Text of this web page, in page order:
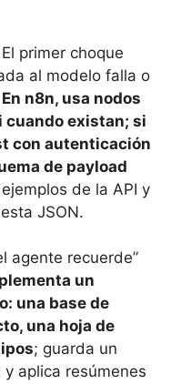
primer choque
al modelo falla o
En n8n, usa nodos
cuando existan; si
con autenticación
de payload
de la API y
JSON.
agente recuerde”
un
una base de
una hoja de
; guarda un
aplica resúmenes